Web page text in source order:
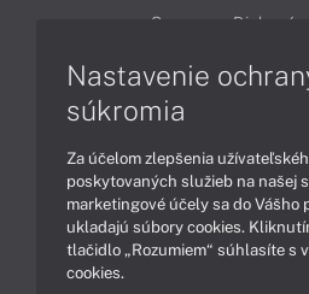
Servery
Diskové
Videá
Obsah
Nastavenie
súkromia
Za účelom zlepšenia
poskytovaných služieb na našej
marketingové účely sa do Vášho
ukladajú súbory cookies.
tlačidlo „Rozumiem“ súhlasíte s
cookies.